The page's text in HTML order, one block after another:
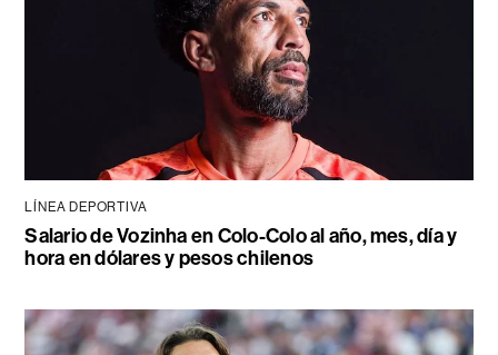
LÍNEA DEPORTIVA
Salario de Vozinha en Colo-Colo al año, mes, día y
hora en dólares y pesos chilenos